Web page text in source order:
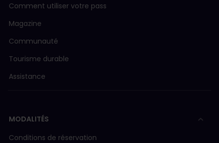
Comment utiliser votre pass
Magazine
Communauté
Tourisme durable
Assistance
MODALITÉS
Conditions de réservation